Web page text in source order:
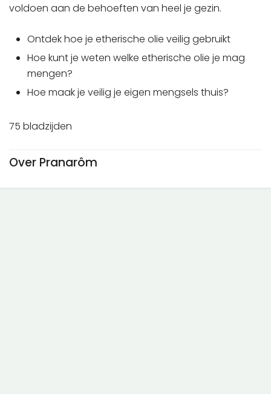
voldoen aan de behoeften van heel je gezin.
Ontdek hoe je etherische olie veilig gebruikt
Hoe kunt je weten welke etherische olie je mag
mengen?
Hoe maak je veilig je eigen mengsels thuis?
75 bladzijden
Over Pranarôm